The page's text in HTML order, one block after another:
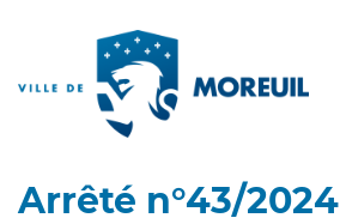
Arrêté n°43/2024